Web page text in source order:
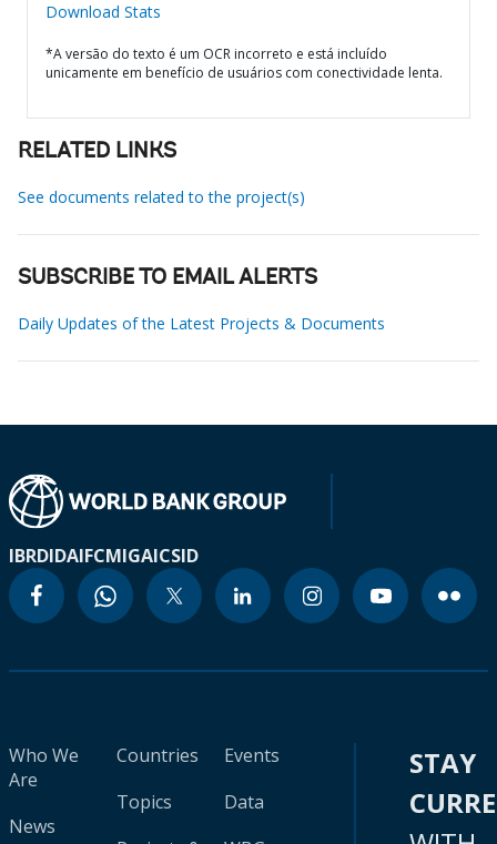
Download Stats
*A versão do texto é um OCR incorreto e está incluído
unicamente em benefício de usuários com conectividade lenta.
RELATED LINKS
See documents related to the project(s)
SUBSCRIBE TO EMAIL ALERTS
Daily Updates of the Latest Projects & Documents
IBRDIDAIFCMIGAICSID
Who We
Are
News
Countries
Topics
Events
Data
STAY